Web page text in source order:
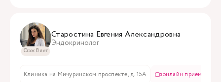
Стаж 8 лет
Старостина Евгения Александровна
Эндокринолог
Клиника на Мичуринском проспекте, д. 15А онлайн приём